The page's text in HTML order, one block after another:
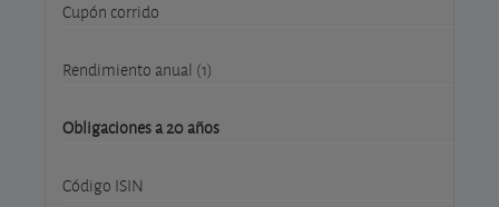
Cupón corrido
Rendimiento anual (1)
Obligaciones a 20 años
Código ISIN